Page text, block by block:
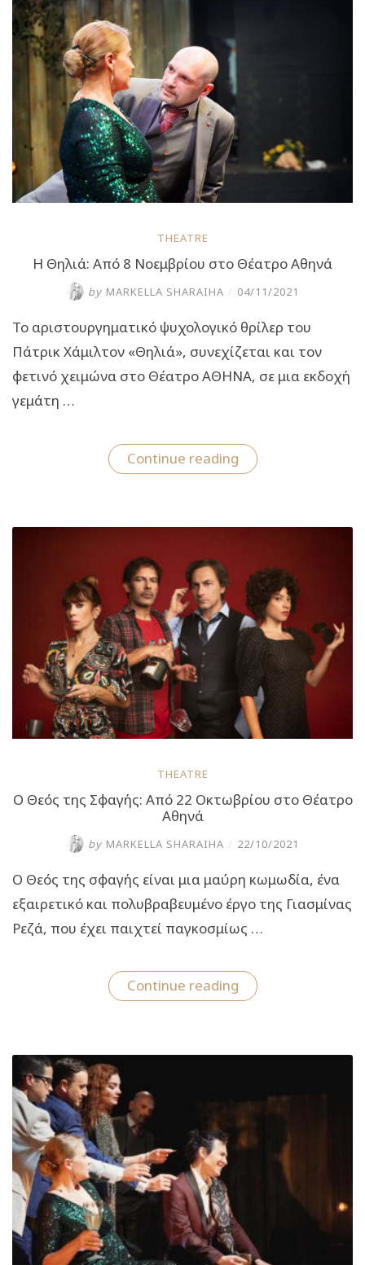
THEATRE
Η Θηλιά: Από 8 Νοεμβρίου στο Θέατρο Αθηνά
by MARKELLA SHARAIHA / 04/11/2021
Το αριστουργηματικό ψυχολογικό θρίλερ του
Πάτρικ Χάμιλτον «Θηλιά», συνεχίζεται και τον
φετινό χειμώνα στο Θέατρο ΑΘΗΝΑ, σε μια εκδοχή
γεμάτη …
Continue reading“Η
Θηλιά:
στο
THEATRE
Ο Θεός της Σφαγής: Από 22 Οκτωβρίου στο Θέατρο
Αθηνά
by MARKELLA SHARAIHA / 22/10/2021
Ο Θεός της σφαγής είναι μια μαύρη κωμωδία, ένα
εξαιρετικό και πολυβραβευμένο έργο της Γιασμίνας
Ρεζά, που έχει παιχτεί παγκοσμίως …
Continue reading“Ο
Θεός
22
Θέατρο